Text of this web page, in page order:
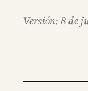
Versión: 8 de